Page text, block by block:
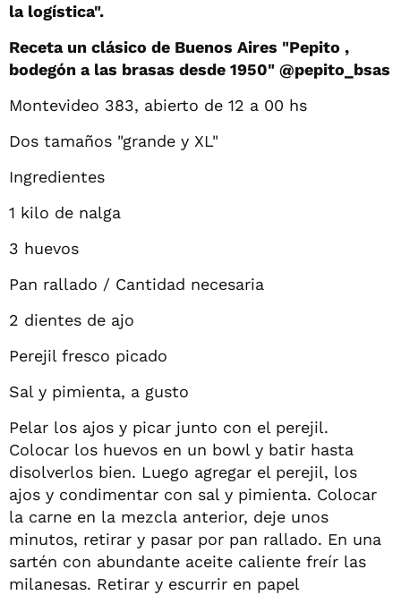
la logística".
Receta un clásico de Buenos Aires "Pepito ,
bodegón a las brasas desde 1950" @pepito_bsas
Montevideo 383, abierto de 12 a 00 hs
Dos tamaños "grande y XL"
Ingredientes
1 kilo de nalga
3 huevos
Pan rallado / Cantidad necesaria
2 dientes de ajo
Perejil fresco picado
Sal y pimienta, a gusto
Pelar los ajos y picar junto con el perejil.
Colocar los huevos en un bowl y batir hasta
disolverlos bien. Luego agregar el perejil, los
ajos y condimentar con sal y pimienta. Colocar
la carne en la mezcla anterior, deje unos
minutos, retirar y pasar por pan rallado. En una
sartén con abundante aceite caliente freír las
milanesas. Retirar y escurrir en papel